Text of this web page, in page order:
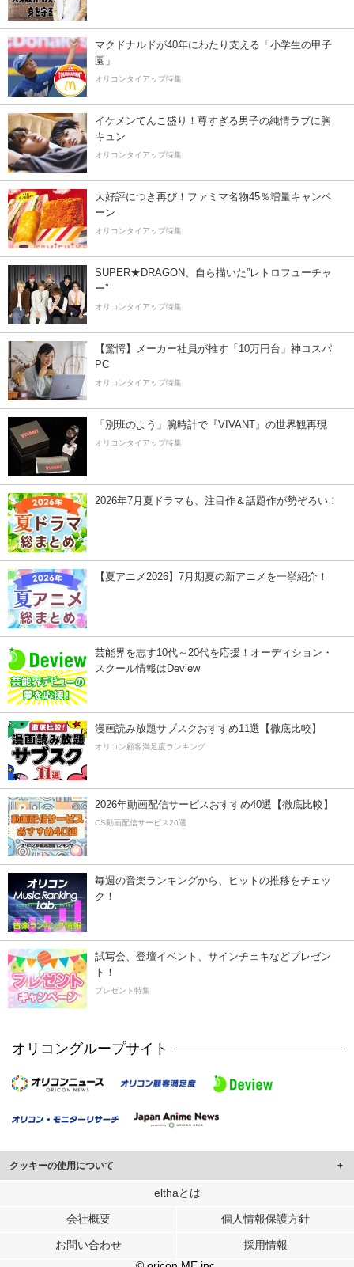
マクドナルドが40年にわたり支える「小学生の甲子
園」
オリコンタイアップ特集
イケメンてんこ盛り！尊すぎる男子の純情ラブに胸
キュン
オリコンタイアップ特集
大好評につき再び！ファミマ名物45％増量キャンペ
ーン
オリコンタイアップ特集
SUPER★DRAGON、自ら描いた”レトロフューチャ
ー”
オリコンタイアップ特集
【驚愕】メーカー社員が推す「10万円台」神コスパ
PC
オリコンタイアップ特集
「別班のよう」腕時計で『VIVANT』の世界観再現
オリコンタイアップ特集
2026年7月夏ドラマも、注目作＆話題作が勢ぞろい！
【夏アニメ2026】7月期夏の新アニメを一挙紹介！
芸能界を志す10代～20代を応援！オーディション・
スクール情報はDeview
漫画読み放題サブスクおすすめ11選【徹底比較】
オリコン顧客満足度ランキング
2026年動画配信サービスおすすめ40選【徹底比較】
CS動画配信サービス20選
毎週の音楽ランキングから、ヒットの推移をチェッ
ク！
試写会、登壇イベント、サインチェキなどプレゼン
ト！
プレゼント特集
オリコングループサイト
クッキーの使用について
このサイトでは Cookie を使用して、ユーザーに合わせたコンテンツや広告の
行っています。
メディアや広告配信、データ解析の各パートナーに提供しています。
各パートナーは、この情報とユーザーが各パートナーに提供した他の情報や、
elthaとは
会社概要 個人情報保護方針
お問い合わせ
採用情報